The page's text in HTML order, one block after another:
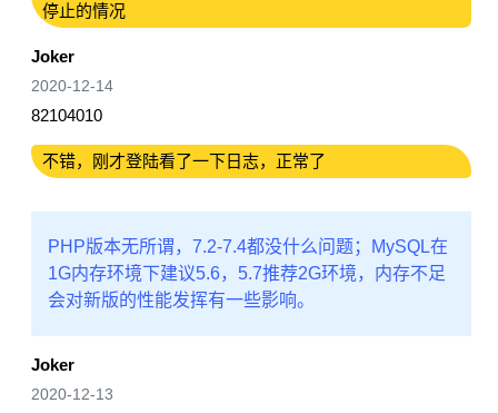
停止的情况
Joker
2020-12-14
82104010
不错，刚才登陆看了一下日志，正常了
PHP版本无所谓，7.2-7.4都没什么问题；MySQL在
1G内存环境下建议5.6，5.7推荐2G环境，内存不足
会对新版的性能发挥有一些影响。
Joker
2020-12-13